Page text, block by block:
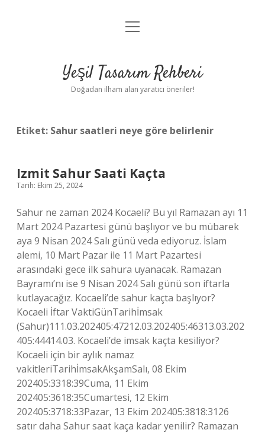
Anasayfa
Yasal Uyarı
menüyü
Yeşil Tasarım Rehberi
Doğadan ilham alan yaratıcı öneriler!
Etiket: Sahur saatleri neye göre belirlenir
Izmit Sahur Saati Kaçta
Tarih: Ekim 25, 2024
Sahur ne zaman 2024 Kocaeli? Bu yıl Ramazan ayı 11
Mart 2024 Pazartesi günü başlıyor ve bu mübarek
aya 9 Nisan 2024 Salı günü veda ediyoruz. İslam
alemi, 10 Mart Pazar ile 11 Mart Pazartesi
arasındaki gece ilk sahura uyanacak. Ramazan
Bayramı’nı ise 9 Nisan 2024 Salı günü son iftarla
kutlayacağız. Kocaeli’de sahur kaçta başlıyor?
Kocaeli İftar VaktiGünTarihİmsak
(Sahur)111.03.202405:47212.03.202405:46313.03.202
405:44414.03. Kocaeli’de imsak kaçta kesiliyor?
Kocaeli için bir aylık namaz
vakitleriTarihİmsakAkşamSalı, 08 Ekim
202405:3318:39Cuma, 11 Ekim
202405:3618:35Cumartesi, 12 Ekim
202405:3718:33Pazar, 13 Ekim 202405:3818:3126
satır daha Sahur saat kaça kadar yenilir? Ramazan